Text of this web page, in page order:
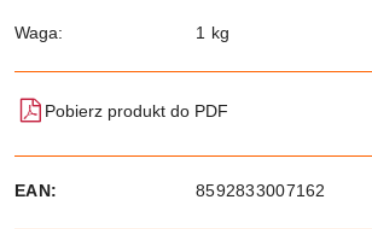
Waga: 1 kg
Pobierz produkt do PDF
EAN: 8592833007162